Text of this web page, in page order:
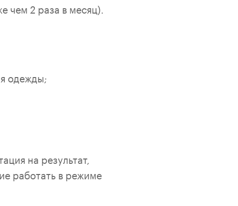
чем 2 раза в месяц).
одежды;
на результат,
работать в режиме